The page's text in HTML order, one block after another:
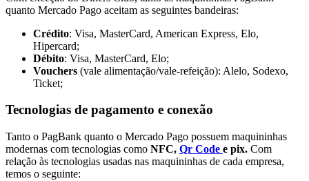
quanto Mercado Pago aceitam as seguintes bandeiras:
Crédito: Visa, MasterCard, American Express, Elo,
Hipercard;
Débito: Visa, MasterCard, Elo;
Vouchers (vale alimentação/vale-refeição): Alelo, Sodexo,
Ticket;
Tecnologias de pagamento e conexão
Tanto o PagBank quanto o Mercado Pago possuem maquininhas
modernas com tecnologias como NFC, Qr Code e pix. Com
relação às tecnologias usadas nas maquininhas de cada empresa,
temos o seguinte: